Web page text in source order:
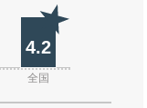
4.2
全国